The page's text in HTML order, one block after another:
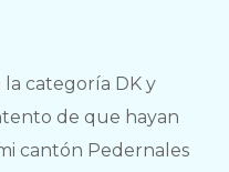
categoría DK y
de que hayan
cantón Pedernales